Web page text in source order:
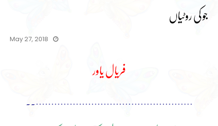
جو کی روٹیاں
May 27, 2018
فریال یاور